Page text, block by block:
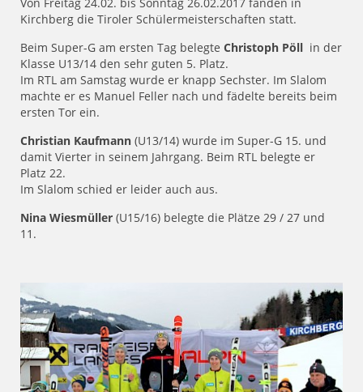
Von Freitag 24.02. bis Sonntag 26.02.2017 fanden in
Kirchberg die Tiroler Schülermeisterschaften statt.
Beim Super-G am ersten Tag belegte Christoph Pöll in der
Klasse U13/14 den sehr guten 5. Platz.
Im RTL am Samstag wurde er knapp Sechster. Im Slalom
machte er es Manuel Feller nach und fädelte bereits beim
ersten Tor ein.
Christian Kaufmann (U13/14) wurde im Super-G 15. und
damit Vierter in seinem Jahrgang. Beim RTL belegte er
Platz 22.
Im Slalom schied er leider auch aus.
Nina Wiesmüller (U15/16) belegte die Plätze 29 / 27 und
11.